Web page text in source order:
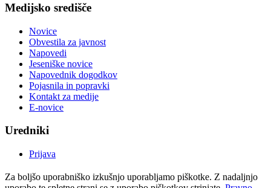
Medijsko središče
Novice
Obvestila za javnost
Napovedi
Jeseniške novice
Napovednik dogodkov
Pojasnila in popravki
Kontakt za medije
E-novice
Uredniki
Prijava
Za boljšo uporabniško izkušnjo uporabljamo piškotke. Z nadaljnjo